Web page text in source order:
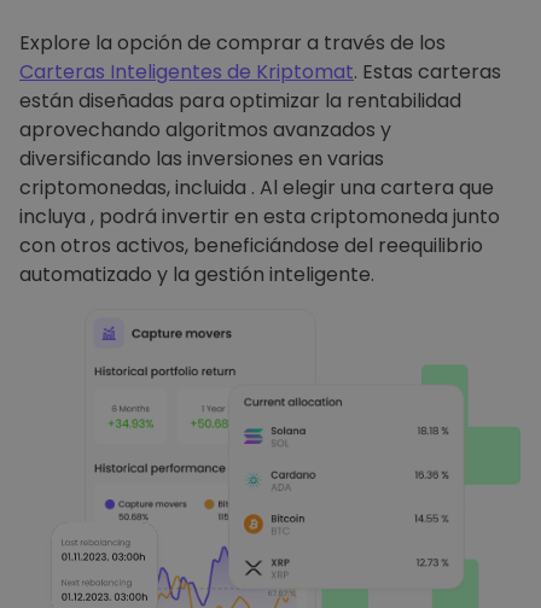
Explore la opción de comprar a través de los
Carteras Inteligentes de Kriptomat. Estas carteras
están diseñadas para optimizar la rentabilidad
aprovechando algoritmos avanzados y
diversificando las inversiones en varias
criptomonedas, incluida . Al elegir una cartera que
incluya , podrá invertir en esta criptomoneda junto
con otros activos, beneficiándose del reequilibrio
automatizado y la gestión inteligente.